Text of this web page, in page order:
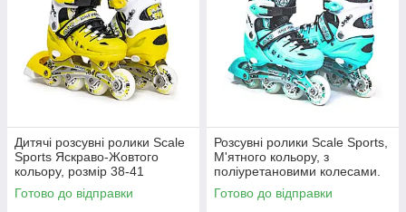
Дитячі розсувні ролики Scale
Sports Яскраво-Жовтого
кольору, розмір 38-41
Готово до відправки
Розсувні ролики Scale Sports,
М'ятного кольору, з
поліуретановими колесами.
Розмір 29-33
Готово до відправки